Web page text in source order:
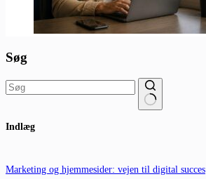
Søg
resultater
Indlæg
Marketing og hjemmesider: vejen til digital succes